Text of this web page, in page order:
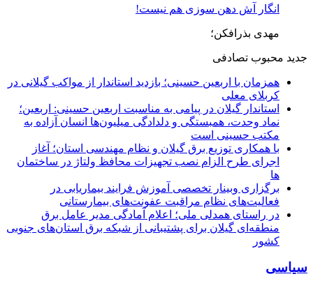
انگار آش دهن سوزی هم نیست!
مهدی بذرافکن؛
جدید محبوب تصادفی
همزمان با اربعین حسینی؛ بازدید استاندار از مواکب گیلانی در
کربلای معلی
استاندار گیلان در پیامی به مناسبت اربعین حسینی: اربعین؛
نماد وحدت، همبستگی و دلدادگی میلیون‌ها انسان آزاده به
مکتب حسینی است
با همکاری توزیع برق گیلان و نظام مهندسی استان؛ آغاز
اجرای طرح الزام نصب تجهیزات محافظ ولتاژ در ساختمان
ها
برگزاری وبینار تخصصی آموزش فرایند بیماریابی در
فعالیت‌های نظام مراقبت عفونت‌های بیمارستانی
در راستای همدلی ملی؛ اعلام آمادگی مدیر عامل برق
منطقه‌ای گیلان برای پشتیبانی از شبكه برق استان‌های جنوبی
كشور
سیاسی